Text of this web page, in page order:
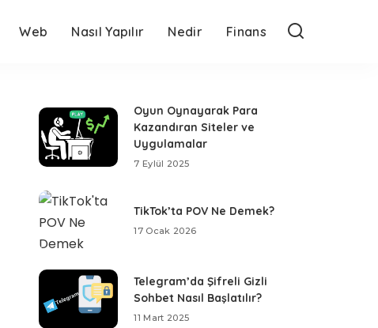
Web Nasıl Yapılır Nedir Finans
Oyun Oynayarak Para
Kazandıran Siteler ve
Uygulamalar
7 Eylül 2025
TikTok’ta POV Ne Demek?
17 Ocak 2026
Telegram’da Şifreli Gizli
Sohbet Nasıl Başlatılır?
11 Mart 2025